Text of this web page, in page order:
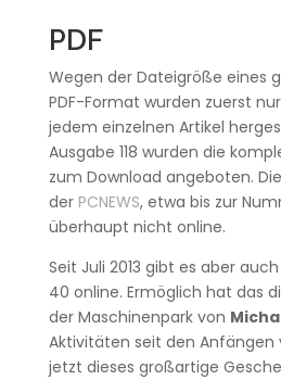
PDF
Wegen der Dateigröße eines
PDF-Format wurden zuerst
jedem einzelnen Artikel
Ausgabe 118 wurden die
zum Download angeboten.
der PCNEWS, etwa bis zur
überhaupt nicht online.
Seit Juli 2013 gibt es aber
40 online. Ermöglich hat das
der Maschinenpark von
Aktivitäten seit den Anfängen
jetzt dieses großartige